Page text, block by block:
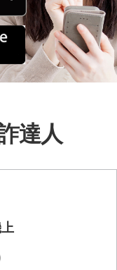
達人